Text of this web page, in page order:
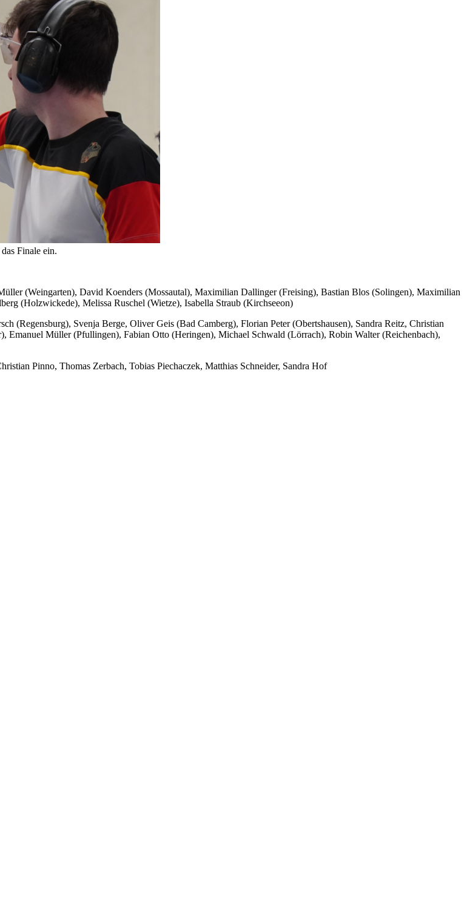
Finale ein.
(Weingarten), David Koenders (Mossautal), Maximilian Dallinger (Freising), Bastian Blos (Solingen), Maximilian
(Holzwickede), Melissa Ruschel (Wietze), Isabella Straub (Kirchseeon)
(Regensburg), Svenja Berge, Oliver Geis (Bad Camberg), Florian Peter (Obertshausen), Sandra Reitz, Christian
Müller (Pfullingen), Fabian Otto (Heringen), Michael Schwald (Lörrach), Robin Walter (Reichenbach),
Pinno, Thomas Zerbach, Tobias Piechaczek, Matthias Schneider, Sandra Hof